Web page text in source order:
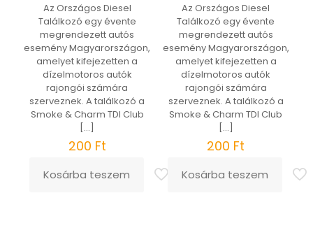
Az Országos Diesel
Találkozó egy évente
megrendezett autós
esemény Magyarországon,
amelyet kifejezetten a
dízelmotoros autók
rajongói számára
szerveznek. A találkozó a
Smoke & Charm TDI Club
[…]
200 Ft
Kosárba teszem
Az Országos Diesel
Találkozó egy évente
megrendezett autós
esemény Magyarországon,
amelyet kifejezetten a
dízelmotoros autók
rajongói számára
szerveznek. A találkozó a
Smoke & Charm TDI Club
[…]
200 Ft
Kosárba teszem